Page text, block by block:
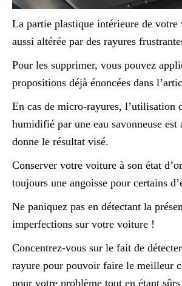
La partie plastique intérieure de votre
aussi altérée par des rayures
Pour les supprimer, vous pouvez
propositions déjà énoncées dans
En cas de micro-rayures, l’utilisation
humidifié par une eau savonneuse est
donne le résultat visé.
Conserver votre voiture à son état
toujours une angoisse pour certains
Ne paniquez pas en détectant la
imperfections sur votre voiture !
Concentrez-vous sur le fait de
rayure pour pouvoir faire le meilleur
pour votre problème tout en étant